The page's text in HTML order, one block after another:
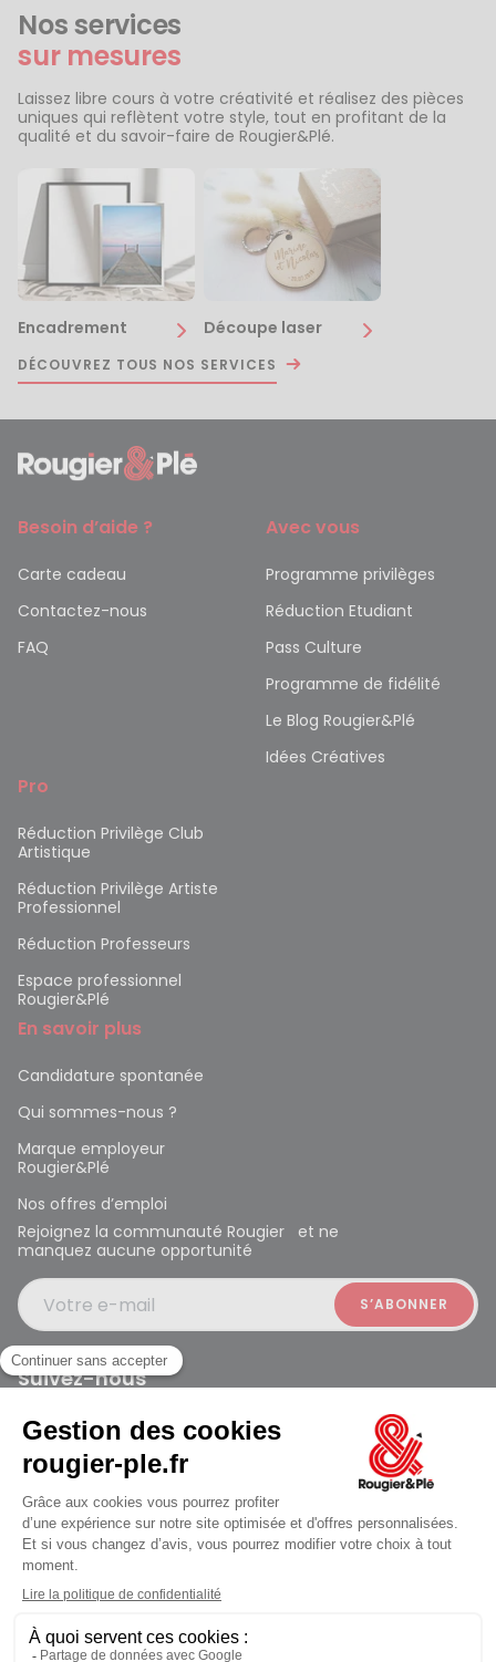
Nos services
sur mesures
Laissez libre cours à votre créativité et réalisez des pièces
uniques qui reflètent votre style, tout en profitant de la
qualité et du savoir-faire de Rougier&Plé.
Encadrement Découpe laser
DÉCOUVREZ TOUS NOS SERVICES
Besoin d’aide ?
Carte cadeau
Contactez-nous
FAQ
Avec vous
Programme privilèges
Réduction Etudiant
Pass Culture
Programme de fidélité
Le Blog Rougier&Plé
Idées Créatives
Pro
Réduction Privilège Club
Artistique
Réduction Privilège Artiste
Professionnel
Réduction Professeurs
Espace professionnel
Rougier&Plé
En savoir plus
Candidature spontanée
Qui sommes-nous ?
Marque employeur
Rougier&Plé
Nos offres d’emploi
Rejoignez la communauté Rougier et ne
manquez aucune opportunité
Votre e-mail
Suivez-nous
Rougier et Plé 2024 Copyright
Mentions légales
Conditions générales des ventes